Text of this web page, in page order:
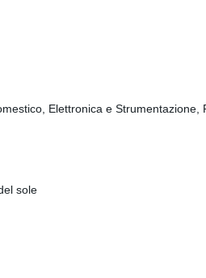
Elettronica e
sole